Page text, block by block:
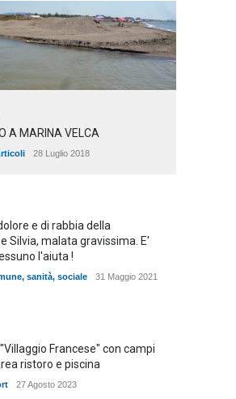
A MARINA VELCA
28 Luglio 2018
e di rabbia della
Silvia, malata gravissima. E'
l'aiuta !
, sanità, sociale 31 Maggio 2021
Francese" con campi
ristoro e piscina
27 Agosto 2023